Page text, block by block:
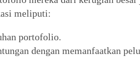
meliputi:
portofolio.
dengan memanfaatkan